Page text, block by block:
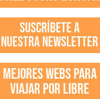
SUSCRÍBETE A
NUESTRA NEWSLETTER
MEJORES WEBS PARA
VIAJAR POR LIBRE